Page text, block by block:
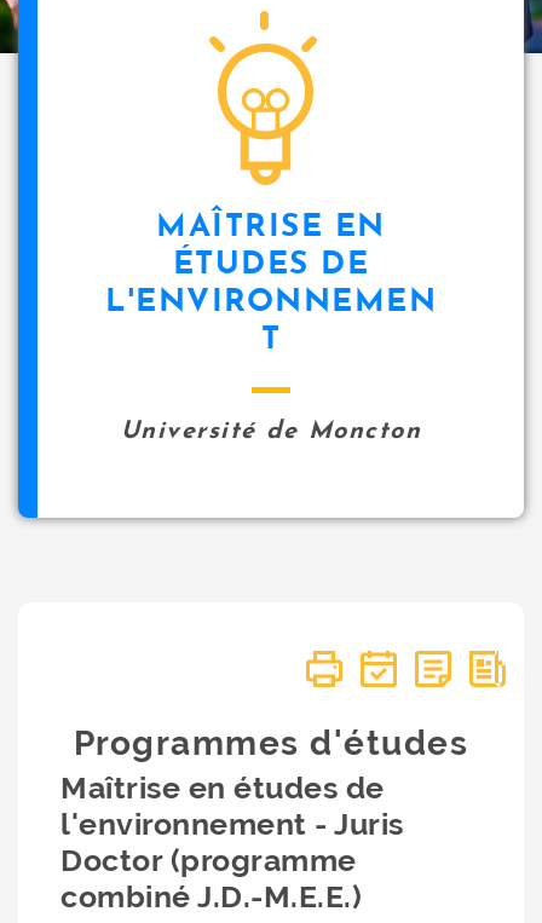
MAÎTRISE EN
ÉTUDES DE
L'ENVIRONNEMEN
T
Université de Moncton
Programmes d'études
Maîtrise en études de
l'environnement - Juris
Doctor (programme
combiné J.D.-M.E.E.)